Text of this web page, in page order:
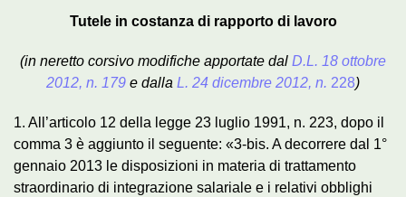
Tutele in costanza di rapporto di lavoro
(in neretto corsivo modifiche apportate dal D.L. 18 ottobre
2012, n. 179 e dalla L. 24 dicembre 2012, n. 228)
1. All’articolo 12 della legge 23 luglio 1991, n. 223, dopo il
comma 3 è aggiunto il seguente: «3-bis. A decorrere dal 1°
gennaio 2013 le disposizioni in materia di trattamento
straordinario di integrazione salariale e i relativi obblighi